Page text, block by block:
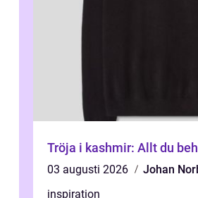
Tröja i kashmir: Allt du
03 augusti 2026
Johan
inspiration